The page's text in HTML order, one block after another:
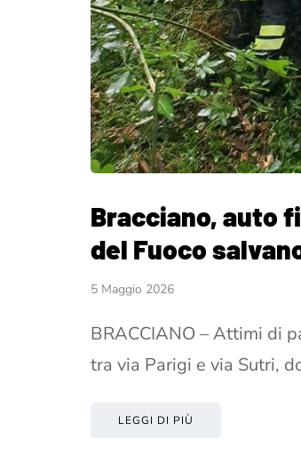
Bracciano, auto
del Fuoco
5 Maggio 2026
BRACCIANO – Attimi di
tra via Parigi e via Sutri,
LEGGI DI PIÙ